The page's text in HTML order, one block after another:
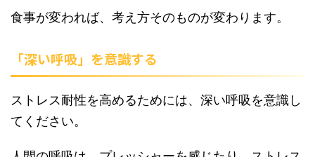
食事が変われば、考え方そのものが変わります。
「深い呼吸」を意識する
ストレス耐性を高めるためには、深い呼吸を意識し
てください。